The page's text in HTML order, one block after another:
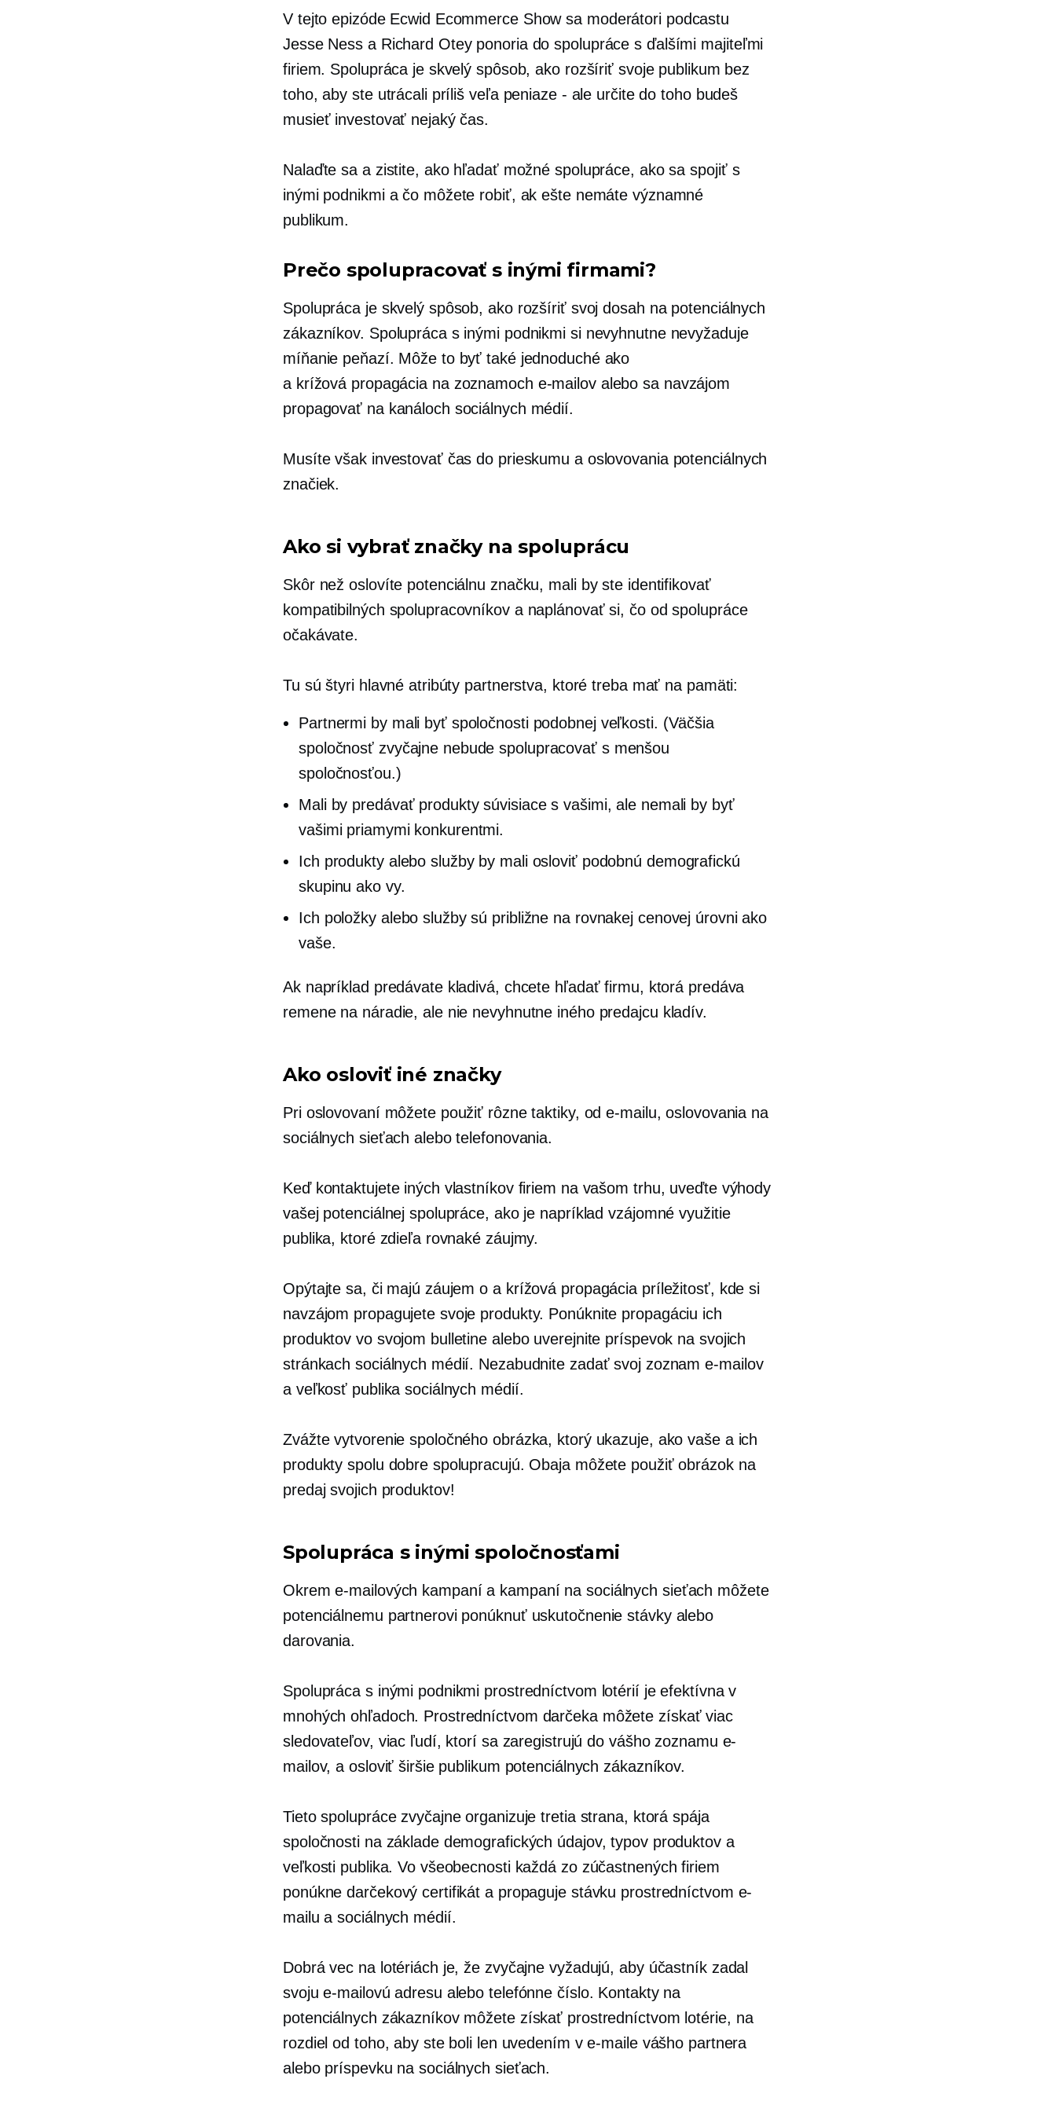
V tejto epizóde Ecwid Ecommerce Show sa moderátori podcastu
Jesse Ness a Richard Otey ponoria do spolupráce s ďalšími majiteľmi
firiem. Spolupráca je skvelý spôsob, ako rozšíriť svoje publikum bez
toho, aby ste utrácali príliš veľa peniaze - ale určite do toho budeš
musieť investovať nejaký čas.
Nalaďte sa a zistite, ako hľadať možné spolupráce, ako sa spojiť s
inými podnikmi a čo môžete robiť, ak ešte nemáte významné
publikum.
Prečo spolupracovať s inými firmami?
Spolupráca je skvelý spôsob, ako rozšíriť svoj dosah na potenciálnych
zákazníkov. Spolupráca s inými podnikmi si nevyhnutne nevyžaduje
míňanie peňazí. Môže to byť také jednoduché ako
a krížová propagácia na zoznamoch e-mailov alebo sa navzájom
propagovať na kanáloch sociálnych médií.
Musíte však investovať čas do prieskumu a oslovovania potenciálnych
značiek.
Ako si vybrať značky na spoluprácu
Skôr než oslovíte potenciálnu značku, mali by ste identifikovať
kompatibilných spolupracovníkov a naplánovať si, čo od spolupráce
očakávate.
Tu sú štyri hlavné atribúty partnerstva, ktoré treba mať na pamäti:
Partnermi by mali byť spoločnosti podobnej veľkosti. (Väčšia
spoločnosť zvyčajne nebude spolupracovať s menšou
spoločnosťou.)
Mali by predávať produkty súvisiace s vašimi, ale nemali by byť
vašimi priamymi konkurentmi.
Ich produkty alebo služby by mali osloviť podobnú demografickú
skupinu ako vy.
Ich položky alebo služby sú približne na rovnakej cenovej úrovni ako
vaše.
Ak napríklad predávate kladivá, chcete hľadať firmu, ktorá predáva
remene na náradie, ale nie nevyhnutne iného predajcu kladív.
Ako osloviť iné značky
Pri oslovovaní môžete použiť rôzne taktiky, od e-mailu, oslovovania na
sociálnych sieťach alebo telefonovania.
Keď kontaktujete iných vlastníkov firiem na vašom trhu, uveďte výhody
vašej potenciálnej spolupráce, ako je napríklad vzájomné využitie
publika, ktoré zdieľa rovnaké záujmy.
Opýtajte sa, či majú záujem o a krížová propagácia príležitosť, kde si
navzájom propagujete svoje produkty. Ponúknite propagáciu ich
produktov vo svojom bulletine alebo uverejnite príspevok na svojich
stránkach sociálnych médií. Nezabudnite zadať svoj zoznam e-mailov
a veľkosť publika sociálnych médií.
Zvážte vytvorenie spoločného obrázka, ktorý ukazuje, ako vaše a ich
produkty spolu dobre spolupracujú. Obaja môžete použiť obrázok na
predaj svojich produktov!
Spolupráca s inými spoločnosťami
Okrem e-mailových kampaní a kampaní na sociálnych sieťach môžete
potenciálnemu partnerovi ponúknuť uskutočnenie stávky alebo
darovania.
Spolupráca s inými podnikmi prostredníctvom lotérií je efektívna v
mnohých ohľadoch. Prostredníctvom darčeka môžete získať viac
sledovateľov, viac ľudí, ktorí sa zaregistrujú do vášho zoznamu e-
mailov, a osloviť širšie publikum potenciálnych zákazníkov.
Tieto spolupráce zvyčajne organizuje tretia strana, ktorá spája
spoločnosti na základe demografických údajov, typov produktov a
veľkosti publika. Vo všeobecnosti každá zo zúčastnených firiem
ponúkne darčekový certifikát a propaguje stávku prostredníctvom e-
mailu a sociálnych médií.
Dobrá vec na lotériách je, že zvyčajne vyžadujú, aby účastník zadal
svoju e-mailovú adresu alebo telefónne číslo. Kontakty na
potenciálnych zákazníkov môžete získať prostredníctvom lotérie, na
rozdiel od toho, aby ste boli len uvedením v e-maile vášho partnera
alebo príspevku na sociálnych sieťach.